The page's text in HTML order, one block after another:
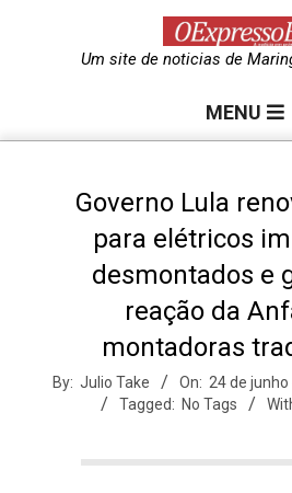
e
Um site de noticias de
MENU
Governo Lula
para elétricos
desmontados e
reação da
montadoras
By: Julio Take On: 24 de junho
Tagged: No Tags